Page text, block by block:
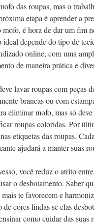
das roupas, mas o
etapa é aprender a
mofo, é hora de dar um fim
ideal depende do tipo de
online, com uma
de maneira prática e
lavar roupas com peças
brancas ou com
eliminar mofo, mas só
roupas coloridas. Por
etiquetas das roupas.
ajudará a manter suas
você reduz o atrito
o desbotamento. Saber
te favorecem e
cores lindas se elas
como cuidar das suas